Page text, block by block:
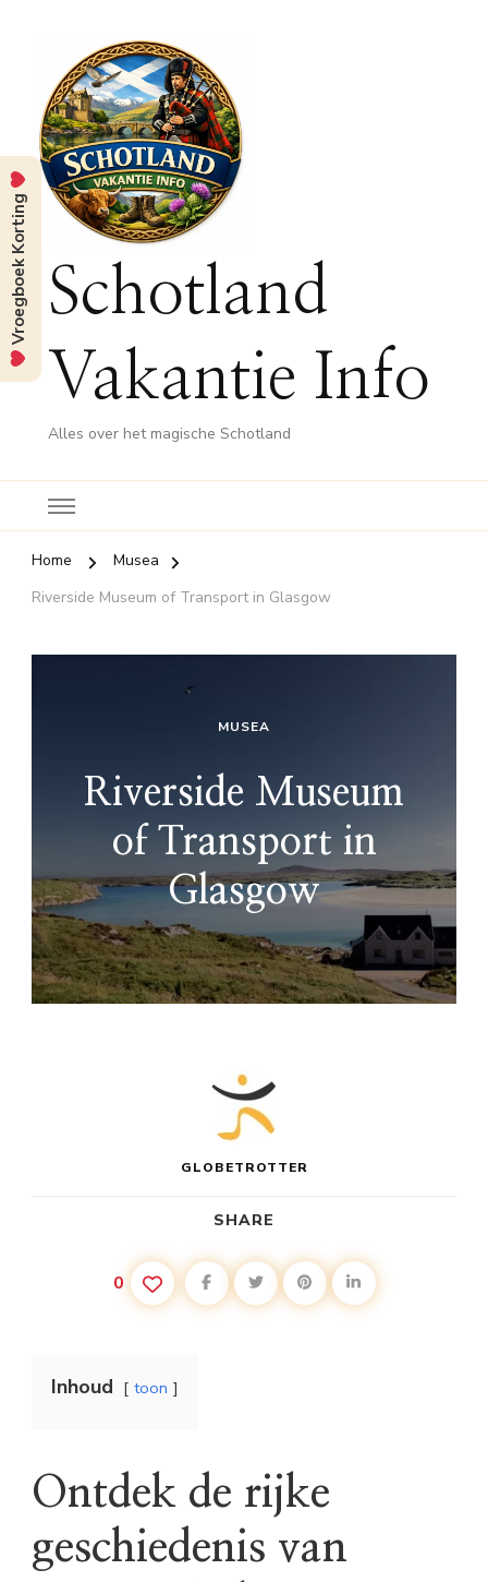
Schotland
Vakantie Info
Alles over het magische Schotland
Home
Musea
Riverside Museum of Transport in Glasgow
MUSEA
Riverside Museum
of Transport in
Glasgow
GLOBETROTTER
SHARE
0
Inhoud toon
Ontdek de rijke
geschiedenis van
Vroegboek Korting